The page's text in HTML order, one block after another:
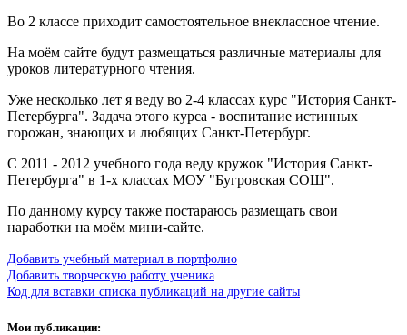
Во 2 классе приходит самостоятельное внеклассное чтение.
На моём сайте будут размещаться различные материалы для
уроков литературного чтения.
Уже несколько лет я веду во 2-4 классах курс "История Санкт-
Петербурга". Задача этого курса - воспитание истинных
горожан, знающих и любящих Санкт-Петербург.
С 2011 - 2012 учебного года веду кружок "История Санкт-
Петербурга" в 1-х классах МОУ "Бугровская СОШ".
По данному курсу также постараюсь размещать свои
наработки на моём мини-сайте.
Добавить учебный материал в портфолио
Добавить творческую работу ученика
Код для вставки списка публикаций на другие сайты
Мои публикации: